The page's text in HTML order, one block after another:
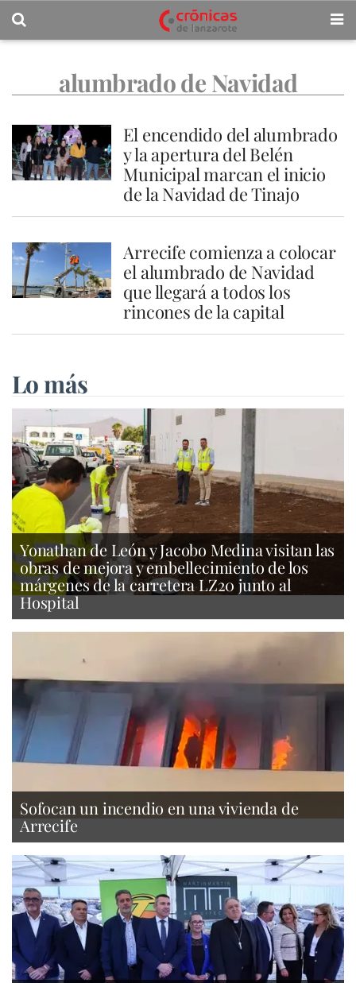
alumbrado de Navidad
El encendido del alumbrado
y la apertura del Belén
Municipal marcan el inicio
de la Navidad de Tinajo
Arrecife comienza a colocar
el alumbrado de Navidad
que llegará a todos los
rincones de la capital
Lo más
Yonathan de León y Jacobo Medina visitan las
obras de mejora y embellecimiento de los
márgenes de la carretera LZ20 junto al
Hospital
Sofocan un incendio en una vivienda de
Arrecife